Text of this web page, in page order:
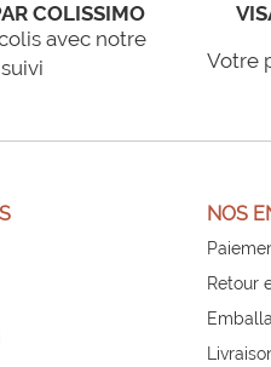
COLISSIMO
avec notre
suivi
Votre
NOS
Retour